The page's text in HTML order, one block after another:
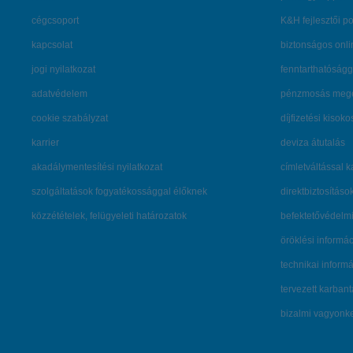
cégcsoport
kapcsolat
jogi nyilatkozat
adatvédelem
cookie szabályzat
karrier
akadálymentesítési nyilatkozat
szolgáltatások fogyatékossággal élőknek
közzétételek, felügyeleti határozatok
K&H fejlesztői
biztonságos
pénzmosás
díjfizetési
deviza átutalás
címletváltással
öröklési
technikai
tervezett
bizalmi